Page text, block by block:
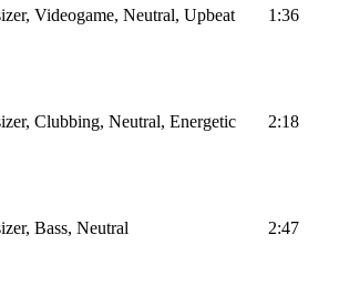
Videogame, Neutral, Upbeat 1:36
Clubbing, Neutral, Energetic 2:18
Bass, Neutral 2:47